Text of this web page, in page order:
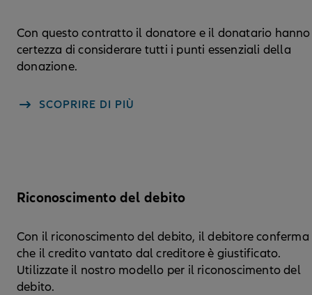
Con questo contratto il donatore e il donatario
certezza di considerare tutti i punti essenziali della
donazione.
SCOPRIRE DI PIÙ
Riconoscimento del debito
Con il riconoscimento del debito, il debitore conferma
che il credito vantato dal creditore è giustificato.
Utilizzate il nostro modello per il riconoscimento del
debito.